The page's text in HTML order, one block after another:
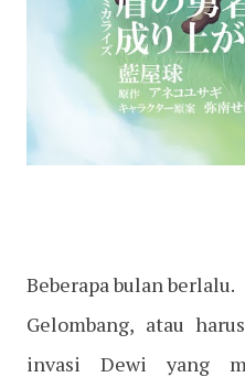
Beberapa bulan berlalu.
Gelombang, atau
invasi Dewi yang